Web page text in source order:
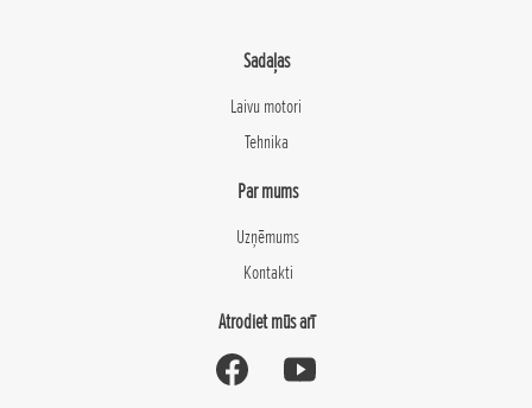
Sadaļas
Laivu motori
Tehnika
Par mums
Uzņēmums
Kontakti
Atrodiet mūs arī